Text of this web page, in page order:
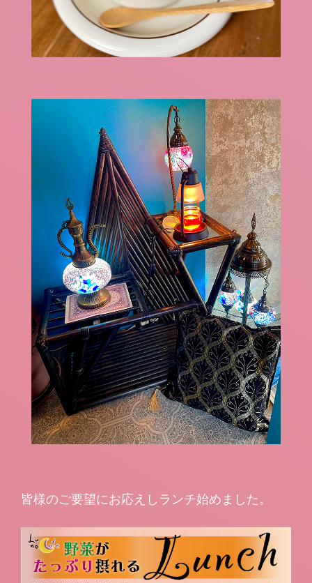
皆様のご要望にお応えしランチ始めました。